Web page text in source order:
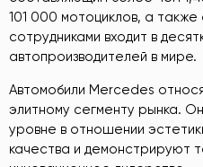
101 000 мотоциклов, а
сотрудниками входит в
автопроизводителей в мире.
Автомобили Mercedes
элитному сегменту рынка.
уровне в отношении
качества и демонстрируют